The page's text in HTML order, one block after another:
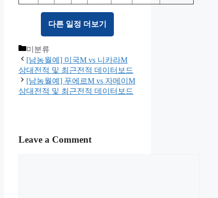
다른 일정 더보기
Categories
미분류
[남농월예] 미국M vs 니카라M
상대전적 및 최근전적 데이터보드
[남농월예] 푸에르M vs 자메이M
상대전적 및 최근전적 데이터보드
Leave a Comment